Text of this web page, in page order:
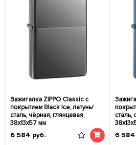
Зажигалка ZIPPO Classic с
покрытием Black Ice, латунь/
сталь, чёрная, глянцевая,
38x13x57 мм
6 584 руб.
сталь,
6 584